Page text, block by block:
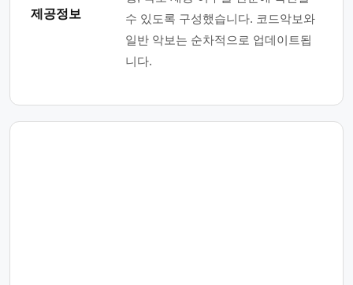
제공정보
수 있도록 구성했습니다. 코드악보와
일반 악보는 순차적으로 업데이트됩
니다.